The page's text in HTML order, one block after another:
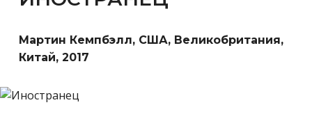
Мартин Кемпбэлл, США, Великобритания,
Китай, 2017